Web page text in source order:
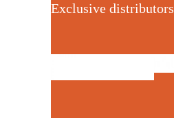
Exclusive distributors